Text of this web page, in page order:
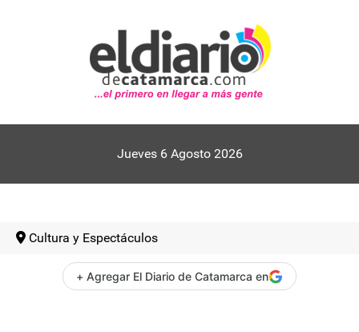
Jueves 6 Agosto 2026
Cultura y Espectáculos
+ Agregar El Diario de Catamarca en